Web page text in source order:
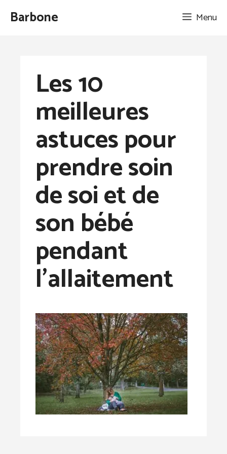
AllerBarbone Menu
Les 10
meilleures
astuces pour
prendre soin
de soi et de
son bébé
pendant
l’allaitement